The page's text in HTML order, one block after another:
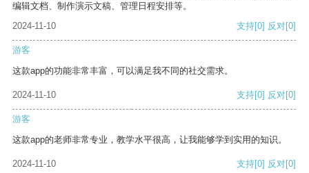
编辑文档、制作演示文稿、管理日程安排等。
2024-11-10
支持[0] 反对[0]
游客
这款app的功能非常丰富，可以满足我不同的社交需求。
2024-11-10 支持[0] 反对[0]
游客
这款app的老师非常专业，教学水平很高，让我能够学到实用的知识。
2024-11-10 支持[0] 反对[0]